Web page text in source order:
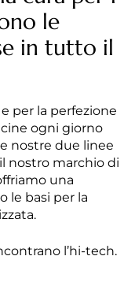
le
in tutto il
per la perfezione
ogni giorno
nostre due linee
nostro marchio di
una
le basi per la
l’hi-tech,